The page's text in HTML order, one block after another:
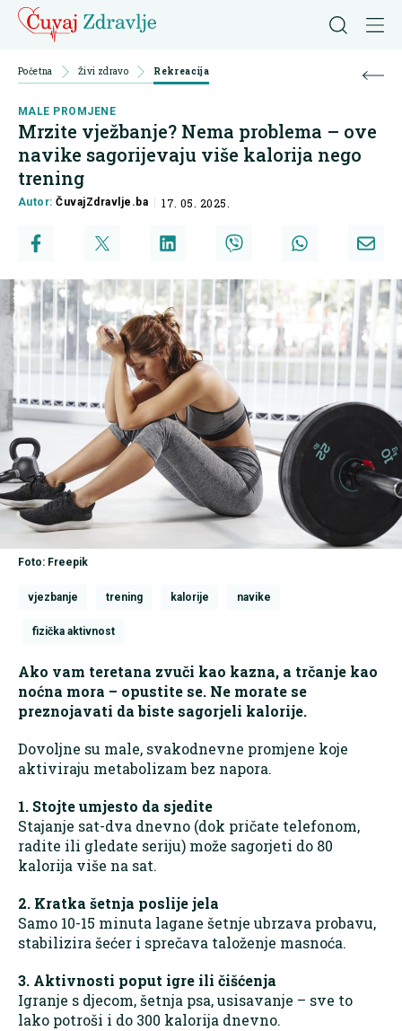
Početna Živi zdravo Rekreacija
MALE PROMJENE
Mrzite vježbanje? Nema problema – ove
navike sagorijevaju više kalorija nego
trening
Autor:ČuvajZdravlje.ba 17. 05. 2025.
Foto: Freepik
vjezbanje trening kalorije navike
fizička aktivnost
Ako vam teretana zvuči kao kazna, a trčanje kao
noćna mora – opustite se. Ne morate se
preznojavati da biste sagorjeli kalorije.
Dovoljne su male, svakodnevne promjene koje
aktiviraju metabolizam bez napora.
1. Stojte umjesto da sjedite
Stajanje sat-dva dnevno (dok pričate telefonom,
radite ili gledate seriju) može sagorjeti do 80
kalorija više na sat.
2. Kratka šetnja poslije jela
Samo 10-15 minuta lagane šetnje ubrzava probavu,
stabilizira šećer i sprečava taloženje masnoća.
3. Aktivnosti poput igre ili čišćenja
Igranje s djecom, šetnja psa, usisavanje – sve to
lako potroši i do 300 kalorija dnevno.